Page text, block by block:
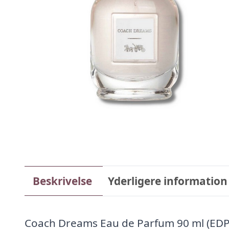
Beskrivelse Yderligere information
Coach Dreams Eau de Parfum 90 ml